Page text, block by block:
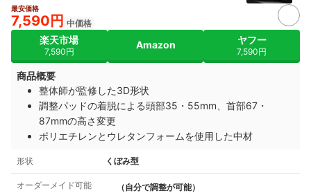
最安価格
7,590円 中価格
楽天市場
7,590円
Amazon ヤフー
7,590円
商品概要
整体師が監修した3D形状
調整パッドの着脱による頭部35・55mm、首部67・
87mmの高さ変更
ポリエチレンとウレタンフォームを使用した中材
形状 くぼみ型
オーダーメイド可能 （自分で調整が可能）